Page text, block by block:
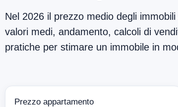
Nel 2026 il prezzo medio degli immobili
valori medi, andamento, calcoli di
pratiche per stimare un immobile in
Prezzo appartamento